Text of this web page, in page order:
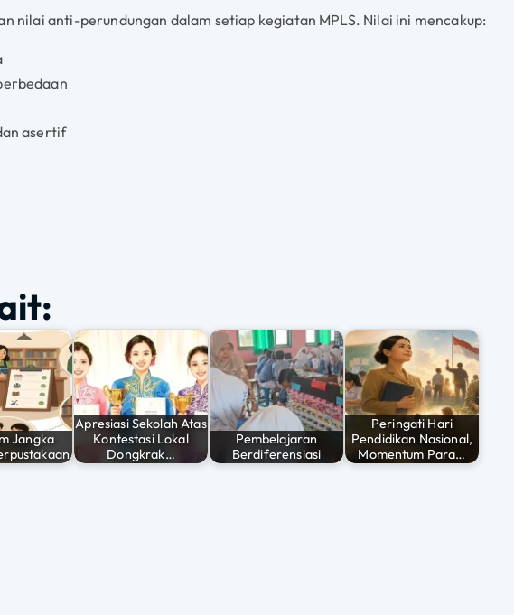
nilai anti-perundungan dalam setiap kegiatan MPLS. Nilai ini mencakup:
asertif
Jangka
Apresiasi Sekolah Atas
Kontestasi Lokal
Dongkrak…
Pembelajaran
Berdiferensiasi
Peringati Hari
Pendidikan Nasional,
Momentum Para…